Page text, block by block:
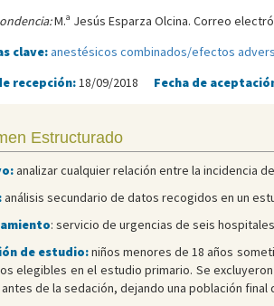
M.ª Jesús Esparza Olcina. Correo
clave:anestésicos combinados/efectos
recepción:18/09/2018 Fecha de
Estructurado
analizar cualquier relación entre la incidencia
:análisis secundario de datos recogidos en un
: servicio de urgencias de seis
de estudio:niños menores de 18 años
elegibles en el estudio primario. Se
de la sedación, dejando una población final